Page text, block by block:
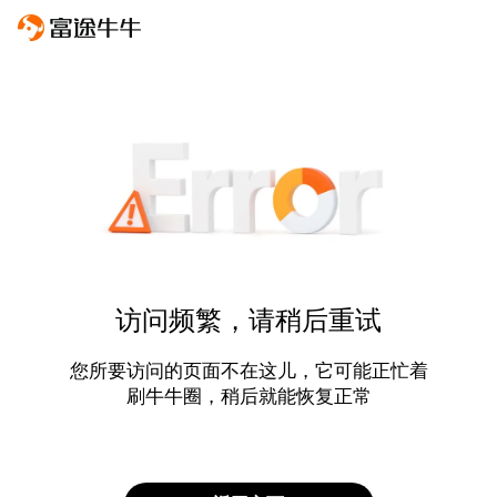
访问频繁，请稍后重试
您所要访问的页面不在这儿，它可能正忙着
刷牛牛圈，稍后就能恢复正常